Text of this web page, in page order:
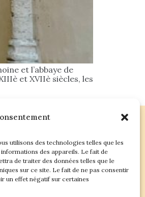
utilisons des technologies telles que les
des appareils. Le fait de
de traiter des données telles que le
sur ce site. Le fait de ne pas consentir
un effet négatif sur certaines
et l’abbaye de
et XVIIè siècles, les